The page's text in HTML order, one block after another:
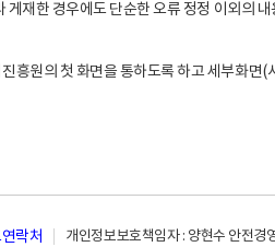
재한 경우에도 단순한 오류 정정 이외의
원의 첫 화면을 통하도록 하고 세부화면
락처 개인정보보호책임자 : 양현수 안전경